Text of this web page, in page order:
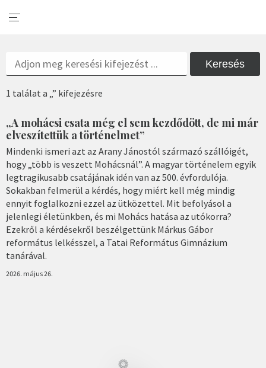
Keresés
1 találat a „” kifejezésre
„A mohácsi csata még el sem kezdődött, de mi már
elveszítettük a történelmet”
Mindenki ismeri azt az Arany Jánostól származó szállóigét,
hogy „több is veszett Mohácsnál”. A magyar történelem egyik
legtragikusabb csatájának idén van az 500. évfordulója.
Sokakban felmerül a kérdés, hogy miért kell még mindig
ennyit foglalkozni ezzel az ütközettel. Mit befolyásol a
jelenlegi életünkben, és mi Mohács hatása az utókorra?
Ezekről a kérdésekről beszélgettünk Márkus Gábor
református lelkésszel, a Tatai Református Gimnázium
tanárával.
2026. május 26.